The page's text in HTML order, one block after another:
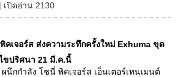
เปิดอ่าน 2130
คเจอร์ส ส่งความระทึกครั้งใหม่ Exhuma ขุด
ขปริศนา 21 มี.ค.นี้
นึกกำลัง โซนี่ พิคเจอร์ส เอ็นเตอร์เทนเมนต์